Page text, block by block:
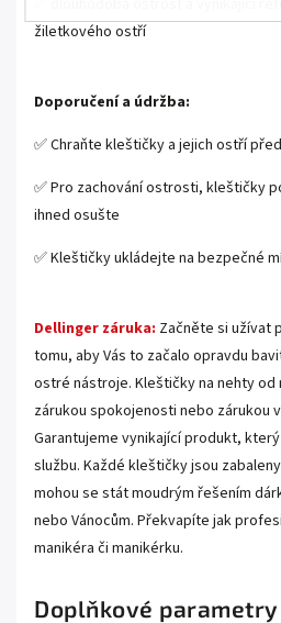
žiletkového ostří
Doporučení a údržba:
✅ Chraňte kleštičky a jejich ostří
✅ Pro zachování ostrosti, kleštičky
ihned osušte
✅ Kleštičky ukládejte na bezpečné
Dellinger záruka: Začněte si užívat
tomu, aby Vás to začalo opravdu
ostré nástroje. Kleštičky na nehty od
zárukou spokojenosti nebo zárukou
Garantujeme vynikající produkt,
službu. Každé kleštičky jsou
mohou se stát moudrým řešením
nebo Vánocům. Překvapíte jak
manikéra či manikérku.
Doplňkové parametry